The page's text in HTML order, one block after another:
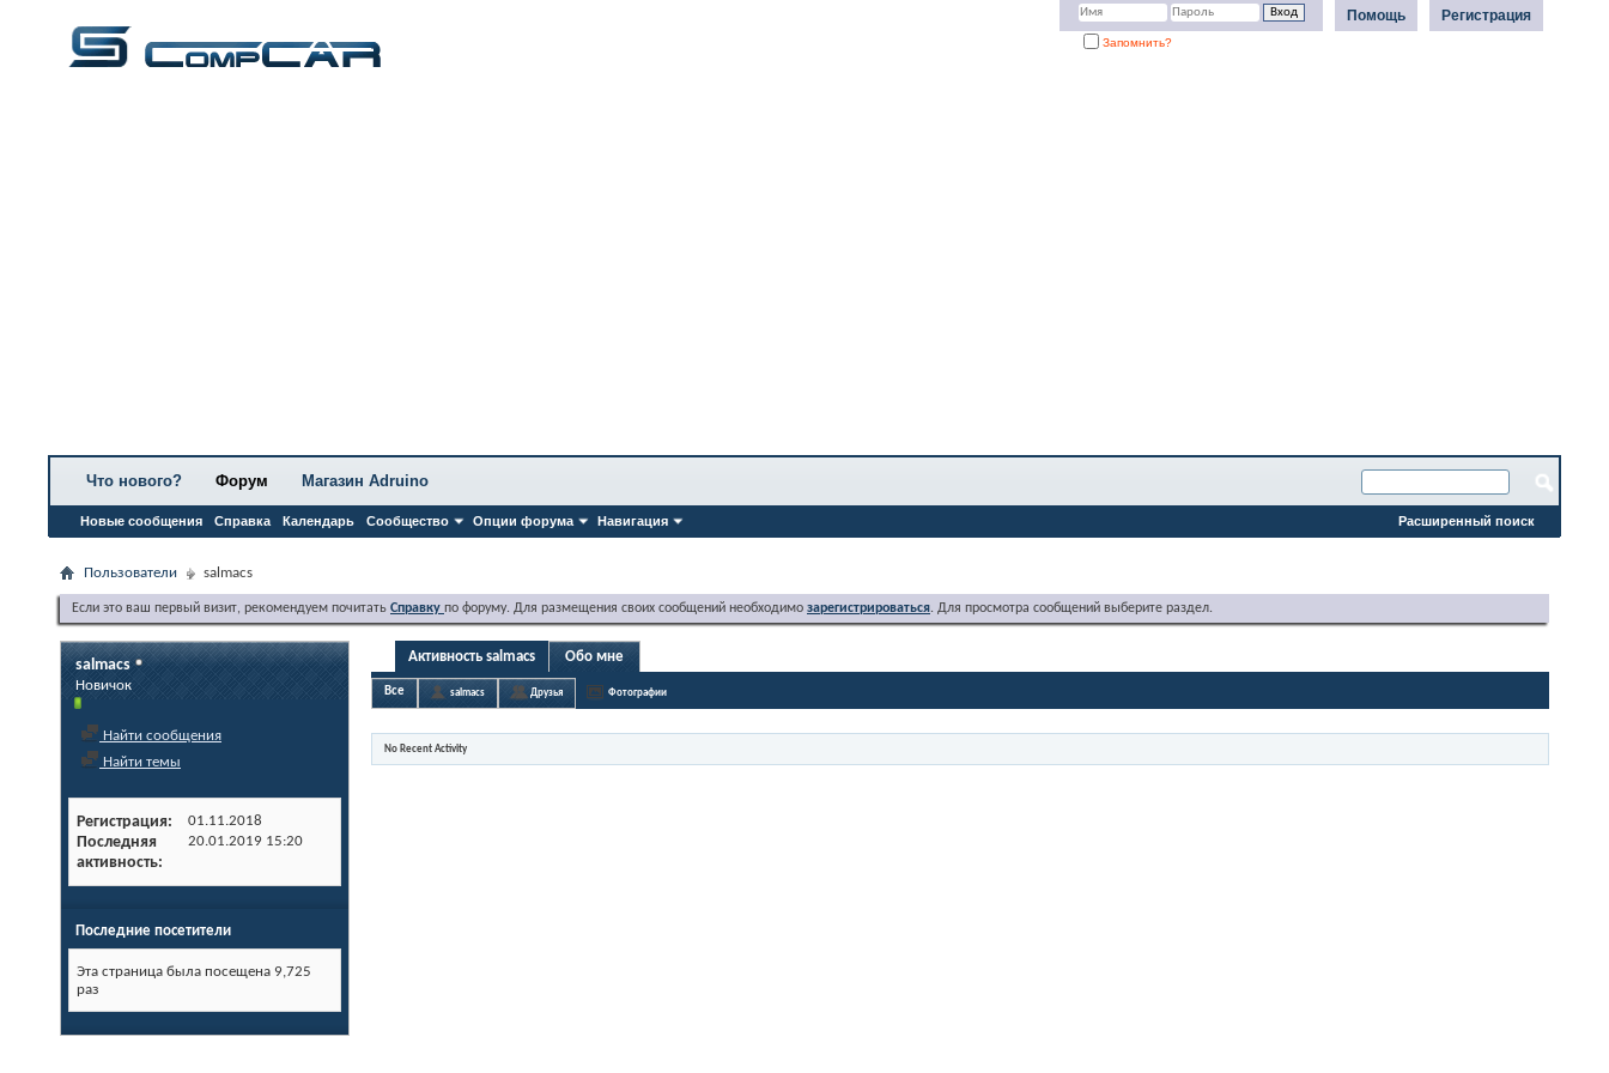
Регистрация
Помощь
Запомнить?
Что нового? Форум
Новые сообщения Справка Календарь Сообщество Опции форума Навигация
Магазин Adruino
Расширенный поиск
Пользователи salmacs
Если это ваш первый визит, рекомендуем почитать Справку по форуму. Для размещения своих сообщений необходимо зарегистрироваться. Для просмотра сообщений выберите раздел.
salmacs
Новичок
Найти сообщения
Найти темы
Регистрация 01.11.2018
Последняя
активность
20.01.2019 15:20
Последние посетители
Эта страница была посещена 9,725
раз
Активность salmacs Обо мне
Все salmacs Друзья Фотографии
No Recent Activity